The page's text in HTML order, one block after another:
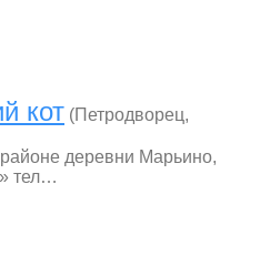
кот (Петродворец,
деревни Марьино,
тел…